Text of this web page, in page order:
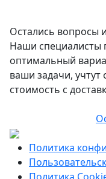
Остались вопросы
Наши специалисты
оптимальный
ваши задачи,
стоимость с
Политика